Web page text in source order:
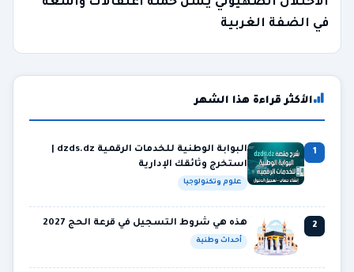
في الضفة الغربية
الأكثر قراءة هذا الشهر
1
استخرج وثائقك الإدارية
علوم وتكنولوجيا
2 هذه هي شروط التسجيل في قرعة الحج 2027
أحداث وطنية